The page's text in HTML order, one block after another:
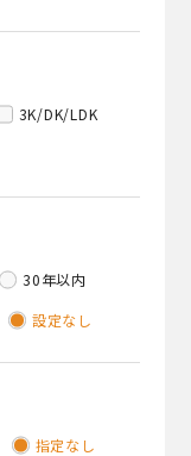
3K/DK/LDK
30年以内
設定なし
指定なし